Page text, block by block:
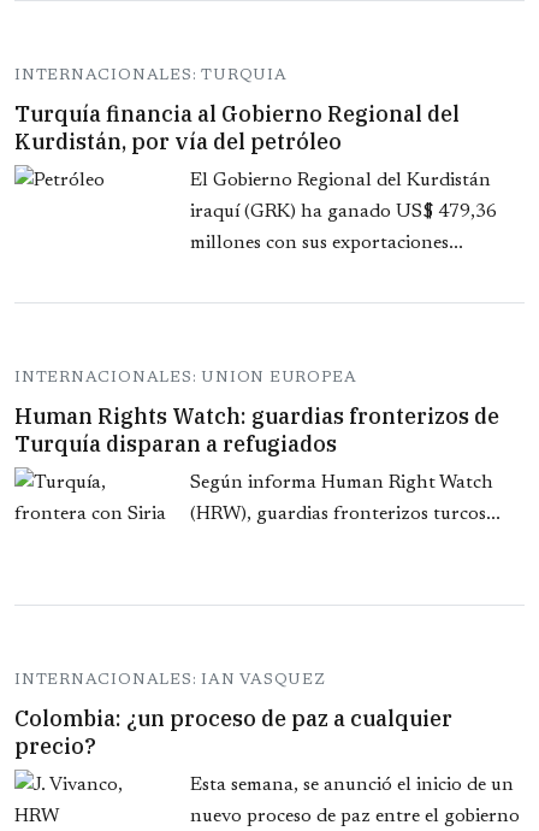
INTERNACIONALES: TURQUIA
Turquía financia al Gobierno Regional del
Kurdistán, por vía del petróleo
El Gobierno Regional del Kurdistán
iraquí (GRK) ha ganado US$ 479,36
millones con sus exportaciones...
INTERNACIONALES: UNION EUROPEA
Human Rights Watch: guardias fronterizos de
Turquía disparan a refugiados
Según informa Human Right Watch
(HRW), guardias fronterizos turcos...
INTERNACIONALES: IAN VASQUEZ
Colombia: ¿un proceso de paz a cualquier
precio?
Esta semana, se anunció el inicio de un
nuevo proceso de paz entre el gobierno